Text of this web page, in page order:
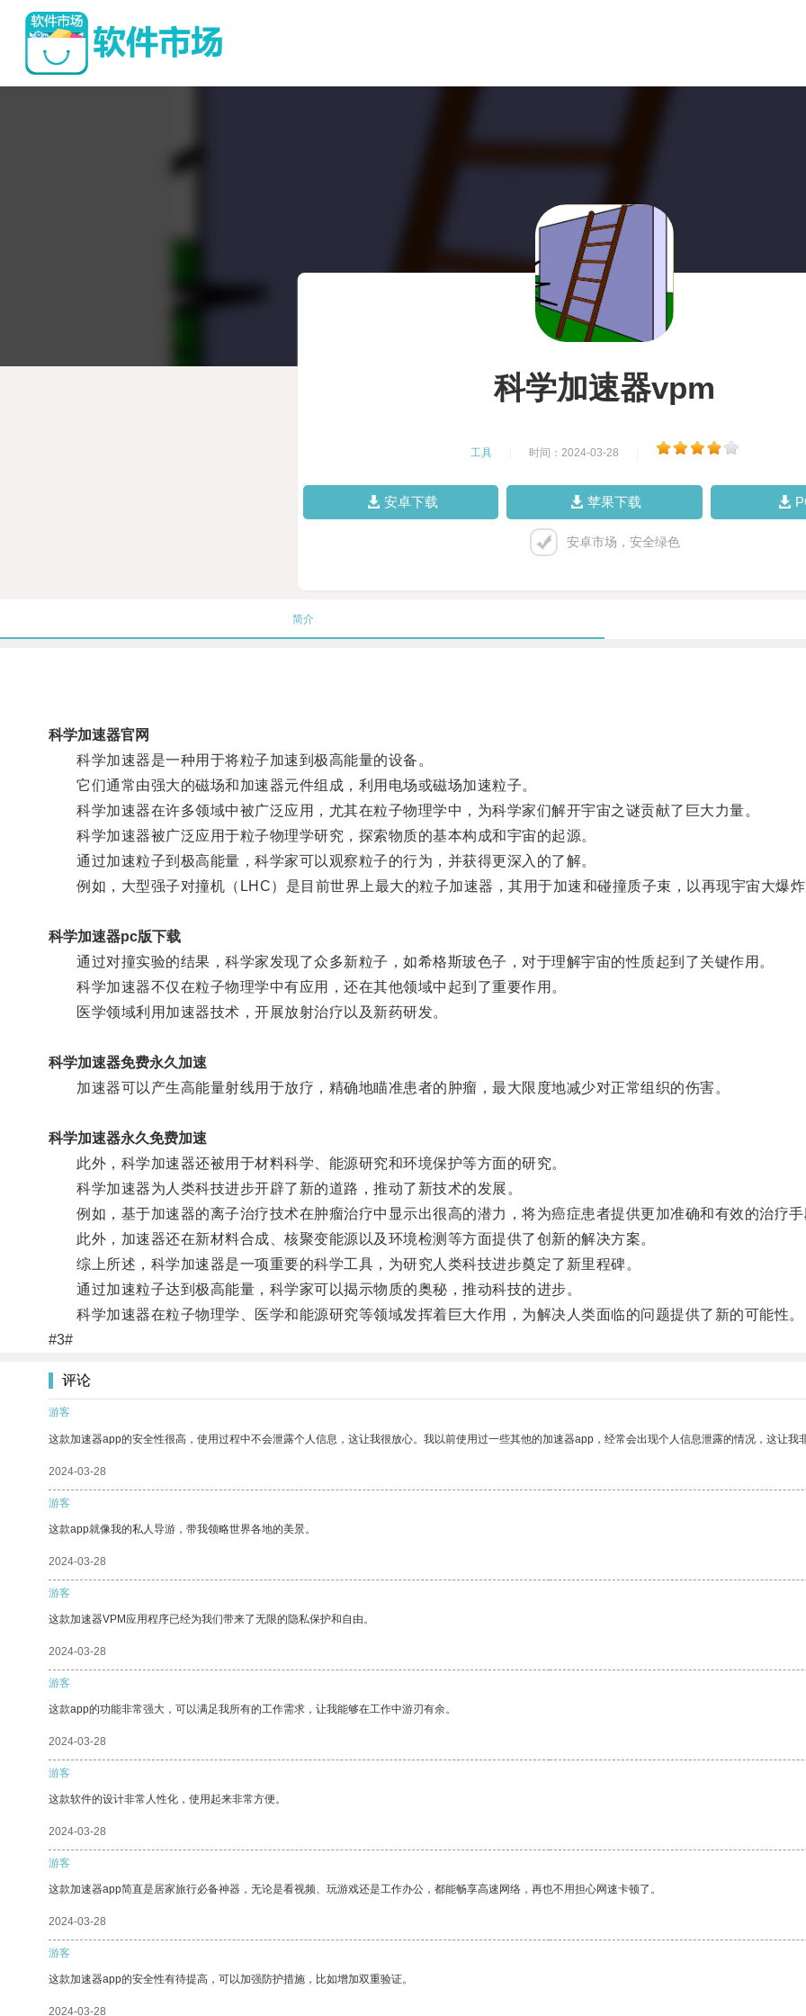
科学加速器vpm
工具 时间：2024-03-28
安卓下载 苹果下载
安卓市场，安全绿色
简介
科学加速器官网
科学加速器是一种用于将粒子加速到极高能量的设备。
它们通常由强大的磁场和加速器元件组成，利用电场或磁场加速粒子。
科学加速器在许多领域中被广泛应用，尤其在粒子物理学中，为科学家们解开宇宙之谜贡献了巨大力量。
科学加速器被广泛应用于粒子物理学研究，探索物质的基本构成和宇宙的起源。
通过加速粒子到极高能量，科学家可以观察粒子的行为，并获得更深入的了解。
例如，大型强子对撞机（LHC）是目前世界上最大的粒子加速器，其用于加速和碰撞质子束，以再现宇宙大爆炸
科学加速器pc版下载
通过对撞实验的结果，科学家发现了众多新粒子，如希格斯玻色子，对于理解宇宙的性质起到了关键作用。
科学加速器不仅在粒子物理学中有应用，还在其他领域中起到了重要作用。
医学领域利用加速器技术，开展放射治疗以及新药研发。
科学加速器免费永久加速
加速器可以产生高能量射线用于放疗，精确地瞄准患者的肿瘤，最大限度地减少对正常组织的伤害。
科学加速器永久免费加速
此外，科学加速器还被用于材料科学、能源研究和环境保护等方面的研究。
科学加速器为人类科技进步开辟了新的道路，推动了新技术的发展。
例如，基于加速器的离子治疗技术在肿瘤治疗中显示出很高的潜力，将为癌症患者提供更加准确和有效的治疗手
此外，加速器还在新材料合成、核聚变能源以及环境检测等方面提供了创新的解决方案。
综上所述，科学加速器是一项重要的科学工具，为研究人类科技进步奠定了新里程碑。
通过加速粒子达到极高能量，科学家可以揭示物质的奥秘，推动科技的进步。
科学加速器在粒子物理学、医学和能源研究等领域发挥着巨大作用，为解决人类面临的问题提供了新的可能性。
#3#
评论
游客
这款加速器app的安全性很高，使用过程中不会泄露个人信息，这让我很放心。我以前使用过一些其他的加速器app，经常会出现个人信息泄露的情况，这让我
2024-03-28
游客
这款app就像我的私人导游，带我领略世界各地的美景。
2024-03-28
游客
这款加速器VPM应用程序已经为我们带来了无限的隐私保护和自由。
2024-03-28
游客
这款app的功能非常强大，可以满足我所有的工作需求，让我能够在工作中游刃有余。
2024-03-28
游客
这款软件的设计非常人性化，使用起来非常方便。
2024-03-28
游客
这款加速器app简直是居家旅行必备神器，无论是看视频、玩游戏还是工作办公，都能畅享高速网络，再也不用担心网速卡顿了。
2024-03-28
游客
这款加速器app的安全性有待提高，可以加强防护措施，比如增加双重验证。
2024-03-28